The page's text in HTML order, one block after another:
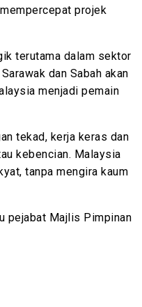
projek
terutama dalam sektor
dan Sabah akan
menjadi pemain
tekad, kerja keras dan
kebencian. Malaysia
tanpa mengira kaum
pejabat Majlis Pimpinan